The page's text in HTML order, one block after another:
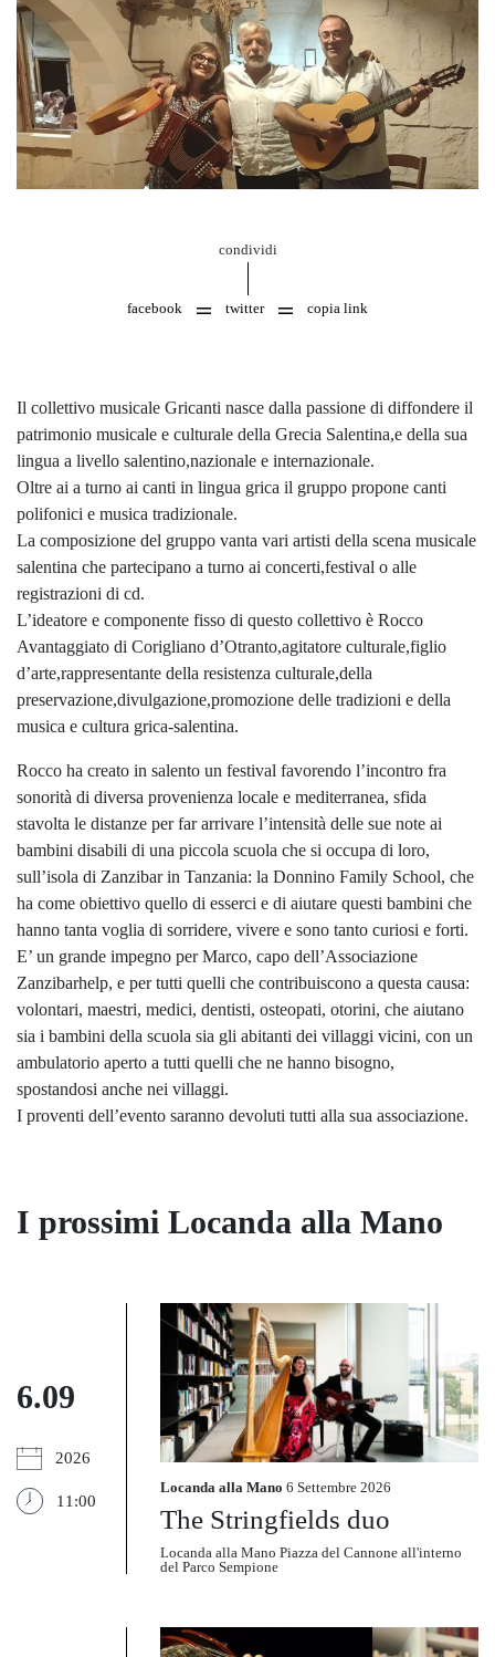
condividi
facebook twitter copia link
Il collettivo musicale Gricanti nasce dalla passione di diffondere il
patrimonio musicale e culturale della Grecia Salentina,e della sua
lingua a livello salentino,nazionale e internazionale.
Oltre ai a turno ai canti in lingua grica il gruppo propone canti
polifonici e musica tradizionale.
La composizione del gruppo vanta vari artisti della scena musicale
salentina che partecipano a turno ai concerti,festival o alle
registrazioni di cd.
L’ideatore e componente fisso di questo collettivo è Rocco
Avantaggiato di Corigliano d’Otranto,agitatore culturale,figlio
d’arte,rappresentante della resistenza culturale,della
preservazione,divulgazione,promozione delle tradizioni e della
musica e cultura grica-salentina.
Rocco ha creato in salento un festival favorendo l’incontro fra
sonorità di diversa provenienza locale e mediterranea, sfida
stavolta le distanze per far arrivare l’intensità delle sue note ai
bambini disabili di una piccola scuola che si occupa di loro,
sull’isola di Zanzibar in Tanzania: la Donnino Family School, che
ha come obiettivo quello di esserci e di aiutare questi bambini che
hanno tanta voglia di sorridere, vivere e sono tanto curiosi e forti.
E’ un grande impegno per Marco, capo dell’Associazione
Zanzibarhelp, e per tutti quelli che contribuiscono a questa causa:
volontari, maestri, medici, dentisti, osteopati, otorini, che aiutano
sia i bambini della scuola sia gli abitanti dei villaggi vicini, con un
ambulatorio aperto a tutti quelli che ne hanno bisogno,
spostandosi anche nei villaggi.
I proventi dell’evento saranno devoluti tutti alla sua associazione.
I prossimi Locanda alla Mano
6.09
2026
11:00
Locanda alla Mano 6 Settembre 2026
The Stringfields duo
Locanda alla Mano Piazza del Cannone all'interno
del Parco Sempione